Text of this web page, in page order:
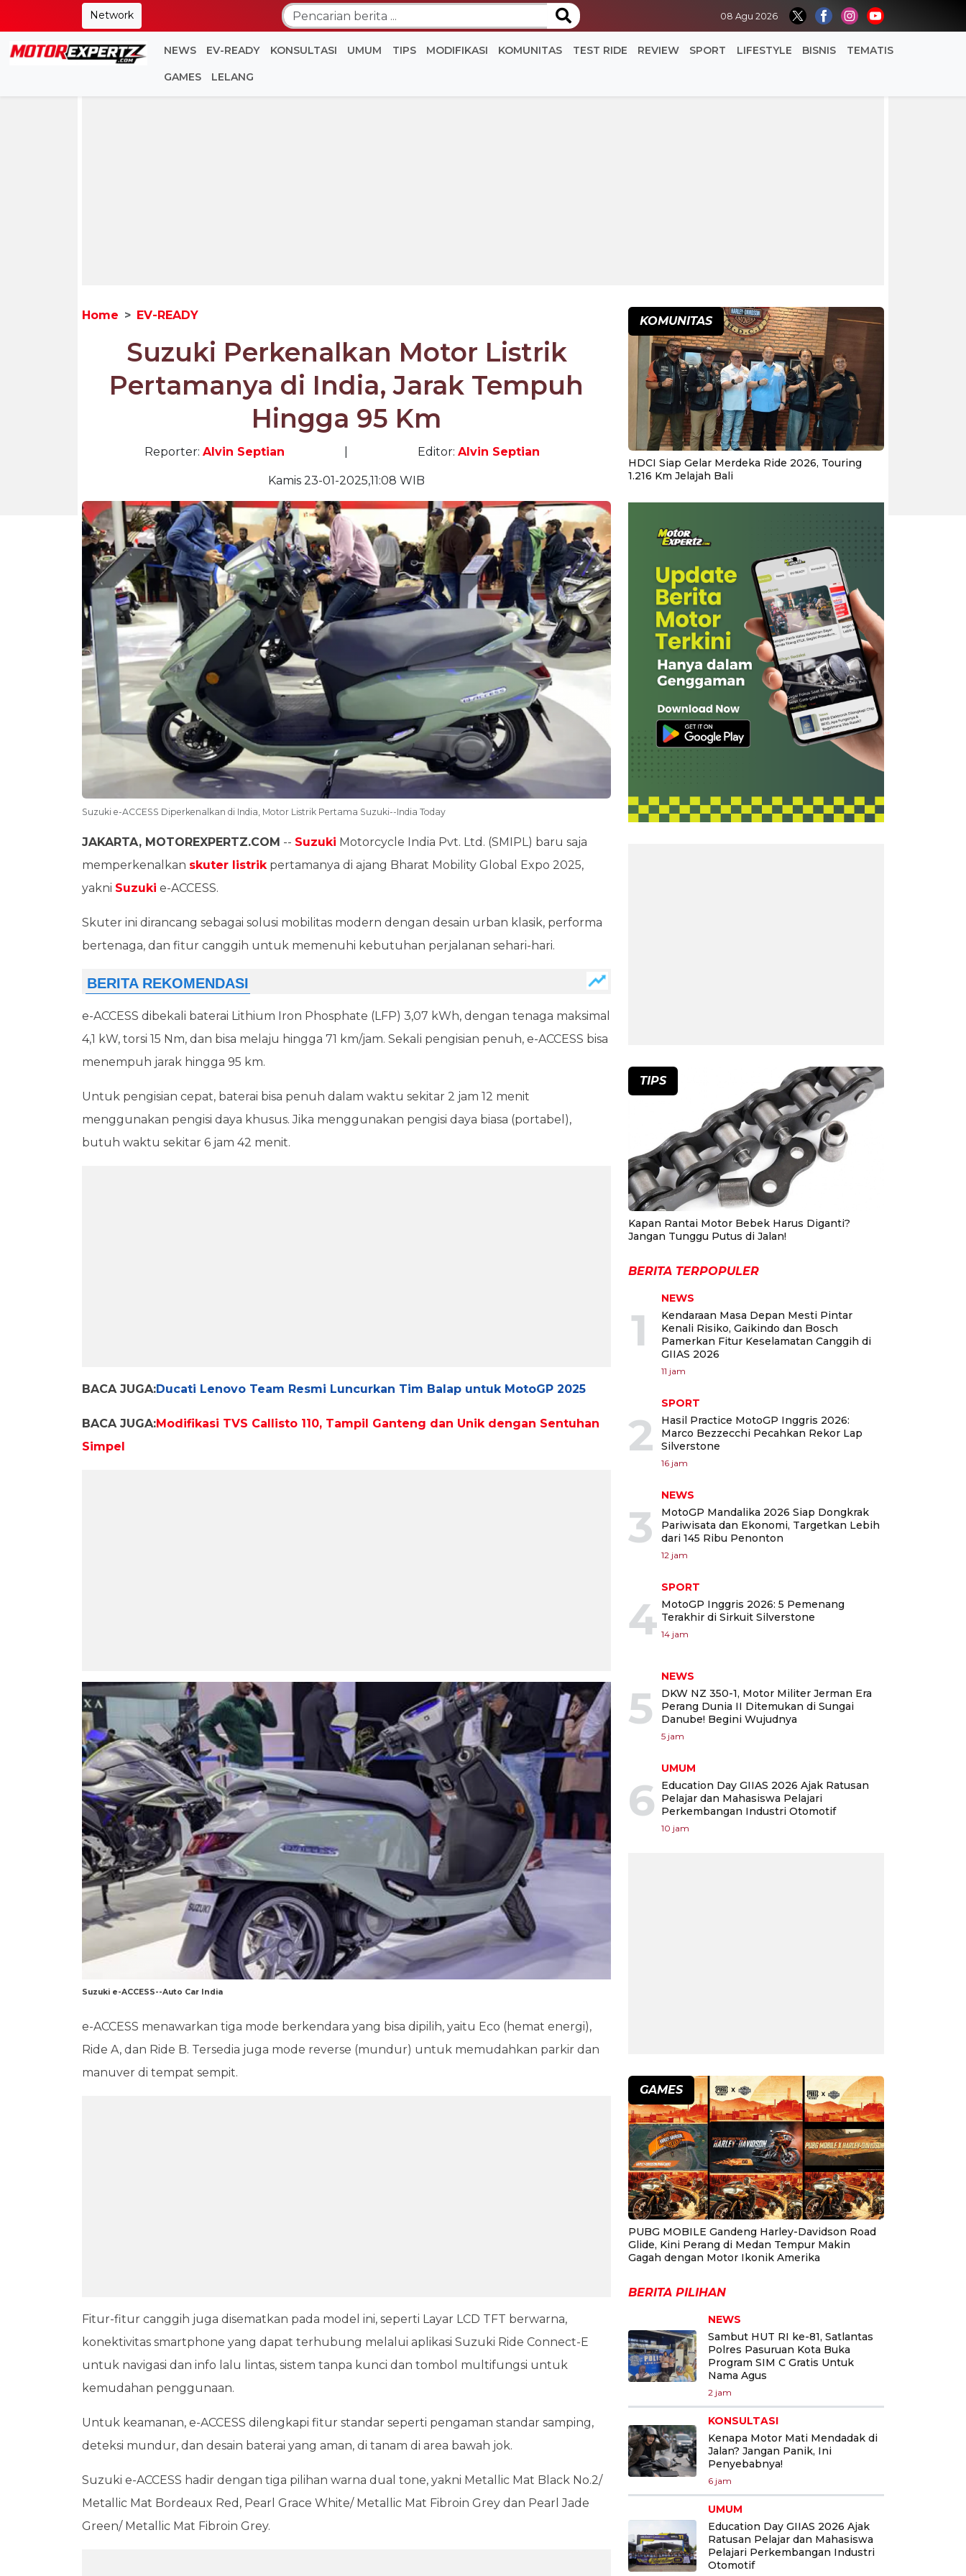
Network 08 Agu 2026
NEWS EV-READY KONSULTASI UMUM TIPS MODIFIKASI KOMUNITAS TEST RIDE REVIEW SPORT LIFESTYLE BISNIS TEMATIS
GAMES LELANG
Home EV-READY
Suzuki Perkenalkan Motor Listrik
Pertamanya di India, Jarak Tempuh
Hingga 95 Km
Reporter: Alvin Septian Editor: Alvin Septian
Kamis 23-01-2025,11:08 WIB
Suzuki e-ACCESS Diperkenalkan di India, Motor Listrik Pertama Suzuki--India Today
JAKARTA, MOTOREXPERTZ.COM -- Suzuki Motorcycle India Pvt. Ltd. (SMIPL) baru saja
memperkenalkan skuter listrikpertamanya di ajang Bharat Mobility Global Expo 2025,
yakni Suzuki e-ACCESS.
Skuter ini dirancang sebagai solusi mobilitas modern dengan desain urban klasik, performa
bertenaga, dan fitur canggih untuk memenuhi kebutuhan perjalanan sehari-hari.
e-ACCESS dibekali baterai Lithium Iron Phosphate (LFP) 3,07 kWh, dengan tenaga maksimal
4,1 kW, torsi 15 Nm, dan bisa melaju hingga 71 km/jam. Sekali pengisian penuh, e-ACCESS bisa
menempuh jarak hingga 95 km.
Untuk pengisian cepat, baterai bisa penuh dalam waktu sekitar 2 jam 12 menit
menggunakan pengisi daya khusus. Jika menggunakan pengisi daya biasa (portabel),
butuh waktu sekitar 6 jam 42 menit.
BACA JUGA:Ducati Lenovo Team Resmi Luncurkan Tim Balap untuk MotoGP 2025
BACA JUGA:Modifikasi TVS Callisto 110, Tampil Ganteng dan Unik dengan Sentuhan
Simpel
Suzuki e-ACCESS--Auto Car India
e-ACCESS menawarkan tiga mode berkendara yang bisa dipilih, yaitu Eco (hemat energi),
Ride A, dan Ride B. Tersedia juga mode reverse (mundur) untuk memudahkan parkir dan
manuver di tempat sempit.
Fitur-fitur canggih juga disematkan pada model ini, seperti Layar LCD TFT berwarna,
konektivitas smartphone yang dapat terhubung melalui aplikasi Suzuki Ride Connect-E
untuk navigasi dan info lalu lintas, sistem tanpa kunci dan tombol multifungsi untuk
kemudahan penggunaan.
Untuk keamanan, e-ACCESS dilengkapi fitur standar seperti pengaman standar samping,
deteksi mundur, dan desain baterai yang aman, di tanam di area bawah jok.
Suzuki e-ACCESS hadir dengan tiga pilihan warna dual tone, yakni Metallic Mat Black No.2/
Metallic Mat Bordeaux Red, Pearl Grace White/ Metallic Mat Fibroin Grey dan Pearl Jade
Green/ Metallic Mat Fibroin Grey.
KOMUNITAS
HDCI Siap Gelar Merdeka Ride 2026, Touring
1.216 Km Jelajah Bali
TIPS
Kapan Rantai Motor Bebek Harus Diganti?
Jangan Tunggu Putus di Jalan!
BERITA TERPOPULER
1
NEWS
Kendaraan Masa Depan Mesti Pintar
Kenali Risiko, Gaikindo dan Bosch
Pamerkan Fitur Keselamatan Canggih di
GIIAS 2026
11 jam
2
SPORT
Hasil Practice MotoGP Inggris 2026:
Marco Bezzecchi Pecahkan Rekor Lap
Silverstone
16 jam
3
NEWS
MotoGP Mandalika 2026 Siap Dongkrak
Pariwisata dan Ekonomi, Targetkan Lebih
dari 145 Ribu Penonton
12 jam
4
SPORT
MotoGP Inggris 2026: 5 Pemenang
Terakhir di Sirkuit Silverstone
14 jam
5
NEWS
DKW NZ 350-1, Motor Militer Jerman Era
Perang Dunia II Ditemukan di Sungai
Danube! Begini Wujudnya
5 jam
6
UMUM
Education Day GIIAS 2026 Ajak Ratusan
Pelajar dan Mahasiswa Pelajari
Perkembangan Industri Otomotif
10 jam
GAMES
PUBG MOBILE Gandeng Harley-Davidson Road
Glide, Kini Perang di Medan Tempur Makin
Gagah dengan Motor Ikonik Amerika
BERITA PILIHAN
NEWS
Sambut HUT RI ke-81, Satlantas
Polres Pasuruan Kota Buka
Program SIM C Gratis Untuk
Nama Agus
2 jam
KONSULTASI
Kenapa Motor Mati Mendadak di
Jalan? Jangan Panik, Ini
Penyebabnya!
6 jam
UMUM
Education Day GIIAS 2026 Ajak
Ratusan Pelajar dan Mahasiswa
Pelajari Perkembangan Industri
Otomotif